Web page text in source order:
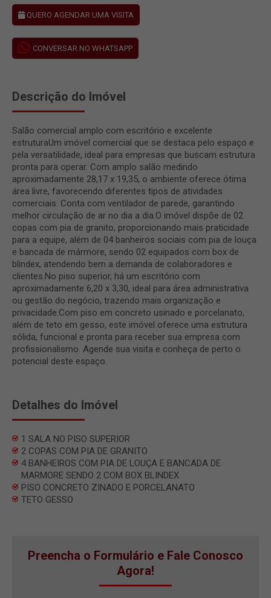
QUERO AGENDAR UMA VISITA
CONVERSAR NO WHATSAPP
Descrição do Imóvel
Salão comercial amplo com escritório e excelente
estruturaUm imóvel comercial que se destaca pelo espaço e
pela versatilidade, ideal para empresas que buscam estrutura
pronta para operar. Com amplo salão medindo
aproximadamente 28,17 x 19,35, o ambiente oferece ótima
área livre, favorecendo diferentes tipos de atividades
comerciais. Conta com ventilador de parede, garantindo
melhor circulação de ar no dia a dia.O imóvel dispõe de 02
copas com pia de granito, proporcionando mais praticidade
para a equipe, além de 04 banheiros sociais com pia de louça
e bancada de mármore, sendo 02 equipados com box de
blindex, atendendo bem a demanda de colaboradores e
clientes.No piso superior, há um escritório com
aproximadamente 6,20 x 3,30, ideal para área administrativa
ou gestão do negócio, trazendo mais organização e
privacidade.Com piso em concreto usinado e porcelanato,
além de teto em gesso, este imóvel oferece uma estrutura
sólida, funcional e pronta para receber sua empresa com
profissionalismo. Agende sua visita e conheça de perto o
potencial deste espaço.
Detalhes do Imóvel
1 SALA NO PISO SUPERIOR
2 COPAS COM PIA DE GRANITO
4 BANHEIROS COM PIA DE LOUÇA E BANCADA DE
MARMORE SENDO 2 COM BOX BLINDEX
PISO CONCRETO ZINADO E PORCELANATO
TETO GESSO
Preencha o Formulário e Fale Conosco
Agora!